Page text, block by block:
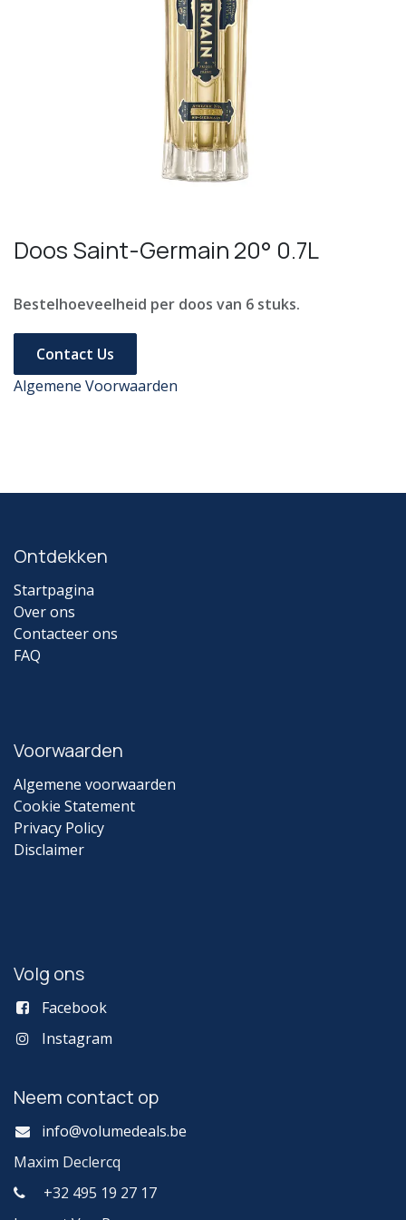
Doos Saint-Germain 20° 0.7L
Bestelhoeveelheid per doos van 6 stuks.
Contact Us
Algemene Voorwaarden
Ontdekken
Startpagina
Over ons
Contacteer ons
FAQ
Voorwaarden
Algemene voorwaarden
Cookie Statement
Privacy Policy
Disclaimer
Volg ons
Facebook
Instagram
Neem contact op
info@volumedeals.be
Maxim Declercq
+32 495 19 27 17